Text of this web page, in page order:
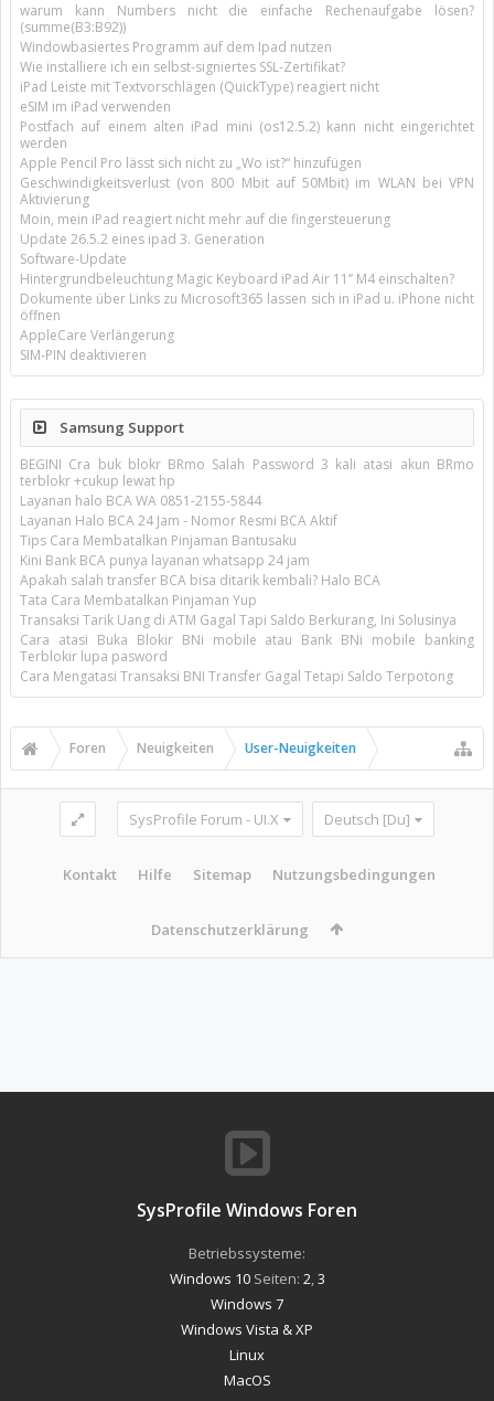
warum kann Numbers nicht die einfache Rechenaufgabe lösen?
(summe(B3:B92))
Windowbasiertes Programm auf dem Ipad nutzen
Wie installiere ich ein selbst-signiertes SSL-Zertifikat?
iPad Leiste mit Textvorschlägen (QuickType) reagiert nicht
eSIM im iPad verwenden
Postfach auf einem alten iPad mini (os12.5.2) kann nicht eingerichtet
werden
Apple Pencil Pro lässt sich nicht zu „Wo ist?“ hinzufügen
Geschwindigkeitsverlust (von 800 Mbit auf 50Mbit) im WLAN bei VPN
Aktivierung
Moin, mein iPad reagiert nicht mehr auf die fingersteuerung
Update 26.5.2 eines ipad 3. Generation
Software-Update
Hintergrundbeleuchtung Magic Keyboard iPad Air 11’’ M4 einschalten?
Dokumente über Links zu Microsoft365 lassen sich in iPad u. iPhone nicht
öffnen
AppleCare Verlängerung
SIM-PIN deaktivieren
Samsung Support
BEGINI Cra buk blokr BRmo Salah Password 3 kali atasi akun BRmo
terblokr +cukup lewat hp
Layanan halo BCA WA 0851-2155-5844
Layanan Halo BCA 24 Jam - Nomor Resmi BCA Aktif
Tips Cara Membatalkan Pinjaman Bantusaku
Kini Bank BCA punya layanan whatsapp 24 jam
Apakah salah transfer BCA bisa ditarik kembali? Halo BCA
Tata Cara Membatalkan Pinjaman Yup
Transaksi Tarik Uang di ATM Gagal Tapi Saldo Berkurang, Ini Solusinya
Cara atasi Buka Blokir BNi mobile atau Bank BNi mobile banking
Terblokir lupa pasword
Cara Mengatasi Transaksi BNI Transfer Gagal Tetapi Saldo Terpotong
Foren Neuigkeiten User-Neuigkeiten
SysProfile Forum - UI.X Deutsch [Du]
Kontakt Hilfe Sitemap Nutzungsbedingungen
Datenschutzerklärung
SysProfile Windows Foren
Betriebssysteme:
Windows 10Seiten: 2 3
Windows 7
Windows Vista & XP
Linux
MacOS